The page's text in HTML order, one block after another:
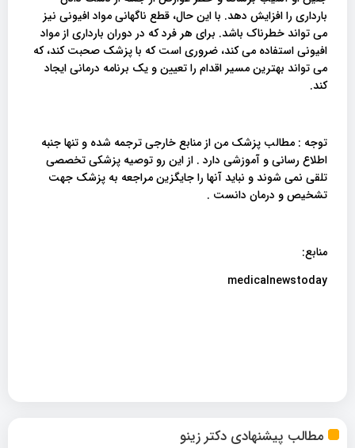
مطالب پیشنهادی دکتر زینو
بارداری را افزایش دهد. با این حال، قطع ناگهانی مواد افیونی نیز
می تواند خطرناک باشد. برای هر فرد که در دوران بارداری از مواد
افیونی استفاده می کند، ضروری است که با پزشک صحبت کند، که
می تواند بهترین مسیر اقدام را تعیین و یک برنامه درمانی ایجاد
کند.
توجه : مطالب پزشک من از منابع خارجی ترجمه شده و تنها جنبه
اطلاع رسانی و آموزشی دارد . از این رو توصیه پزشکی تخصصی
تلقی نمی شوند و نباید آنها را جایگزین مراجعه به پزشک جهت
تشخیص و درمان دانست .
منابع:
medicalnewstoday